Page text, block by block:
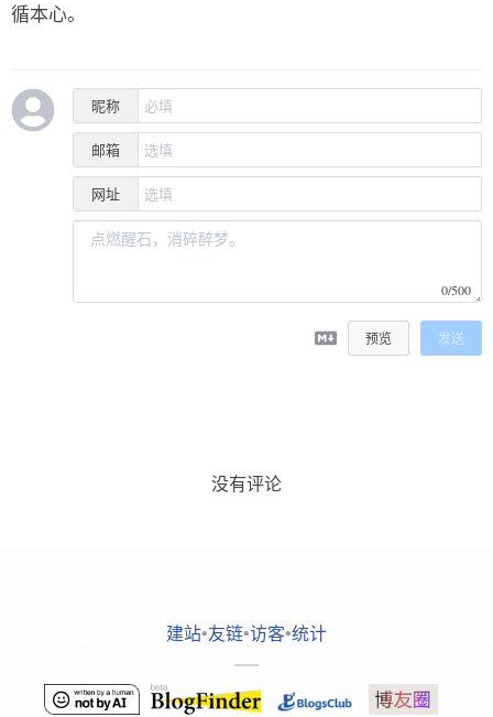
循本心。
昵称
邮箱
网址
0/500
预览 发送
没有评论
建站•友链•访客•统计